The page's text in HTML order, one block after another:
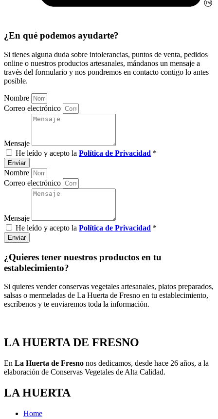
¿En qué podemos ayudarte?
Si tienes alguna duda sobre intolerancias, puntos de venta, pedidos
online o nuestros productos artesanales, mándanos un mensaje a
través del formulario y nos pondremos en contacto contigo lo antes
posible.
Nombre
Correo electrónico
Mensaje
He leído y acepto la Política de Privacidad *
Enviar
Nombre
Correo electrónico
Mensaje
He leído y acepto la Política de Privacidad *
Enviar
¿Quieres tener nuestros productos en tu
establecimiento?
Si quieres vender conservas vegetales artesanales, platos preparados,
salsas o mermeladas de La Huerta de Fresno en tu establecimiento,
escríbenos y te enviaremos toda la información.
LA HUERTA DE FRESNO
En La Huerta de Fresno nos dedicamos, desde hace 26 años, a la
elaboración de Conservas Vegetales de Alta Calidad.
LA HUERTA
Home